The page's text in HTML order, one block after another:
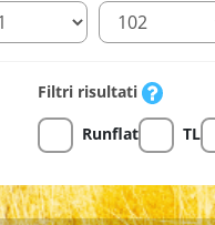
Filtri risultati
Runflat
TL